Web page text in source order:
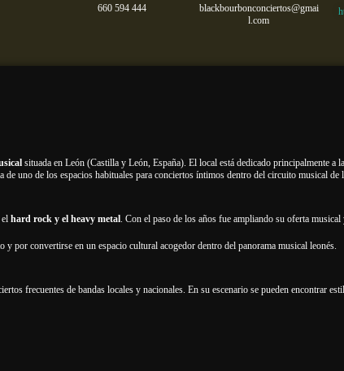
660 594 444
blackbourbonconciertos@gmai
l.com
situada en León (Castilla y León, España). El local está dedicado principalmente a
uno de los espacios habituales para conciertos íntimos dentro del circuito musical de
elhard rock y el heavy metal. Con el paso de los años fue ampliando su oferta
y por convertirse en un espacio cultural acogedor dentro del panorama musical leonés.
frecuentes de bandas locales y nacionales. En su escenario se pueden encontrar